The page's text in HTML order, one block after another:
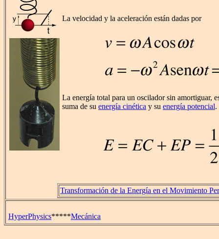
La velocidad y la aceleración están dadas por
La energía total para un oscilador sin amortiguar,
suma de su energía cinética y su energía potencial.
Transformación de la Energía en el Movimiento
HyperPhysics*****Mecánica